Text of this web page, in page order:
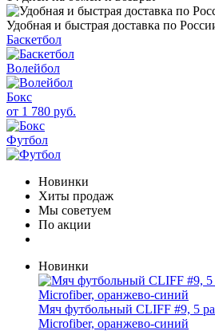
Удобная и быстрая доставка по
Баскетбол
Волейбол
Бокс
от 1 780 руб.
Футбол
Новинки
Хиты продаж
Мы советуем
По акции
Новинки
Мяч футбольный CLIFF #9, 5
Microfiber, оранжево-синий